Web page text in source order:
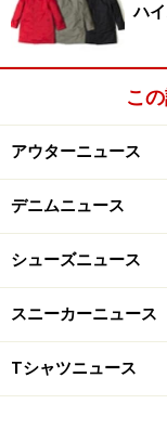
ハ
こ
アウターニュース
デニムニュース
シューズニュース
スニーカーニュース
Tシャツニュース